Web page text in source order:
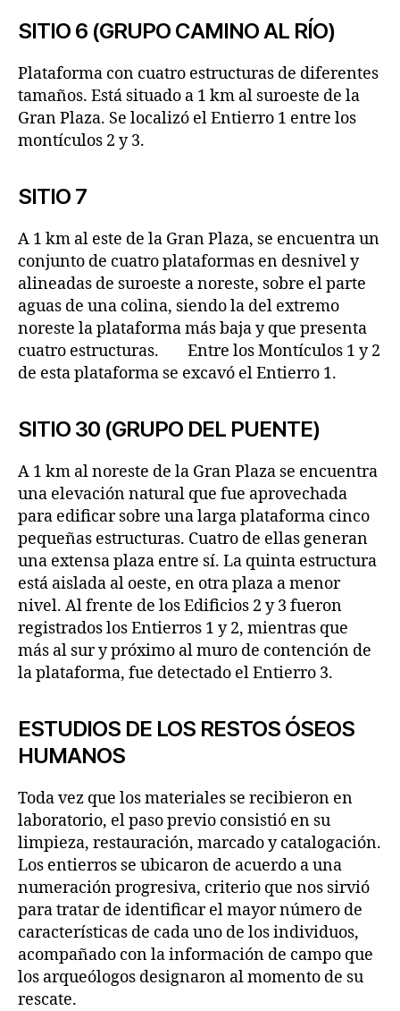
SITIO 6 (GRUPO CAMINO AL RÍO)
Plataforma con cuatro estructuras de diferentes
tamaños. Está situado a 1 km al suroeste de la
Gran Plaza. Se localizó el Entierro 1 entre los
montículos 2 y 3.
SITIO 7
A 1 km al este de la Gran Plaza, se encuentra un
conjunto de cuatro plataformas en desnivel y
alineadas de suroeste a noreste, sobre el parte
aguas de una colina, siendo la del extremo
noreste la plataforma más baja y que presenta
cuatro estructuras. Entre los Montículos 1 y 2
de esta plataforma se excavó el Entierro 1.
SITIO 30 (GRUPO DEL PUENTE)
A 1 km al noreste de la Gran Plaza se encuentra
una elevación natural que fue aprovechada
para edificar sobre una larga plataforma cinco
pequeñas estructuras. Cuatro de ellas generan
una extensa plaza entre sí. La quinta estructura
está aislada al oeste, en otra plaza a menor
nivel. Al frente de los Edificios 2 y 3 fueron
registrados los Entierros 1 y 2, mientras que
más al sur y próximo al muro de contención de
la plataforma, fue detectado el Entierro 3.
ESTUDIOS DE LOS RESTOS ÓSEOS
HUMANOS
Toda vez que los materiales se recibieron en
laboratorio, el paso previo consistió en su
limpieza, restauración, marcado y catalogación.
Los entierros se ubicaron de acuerdo a una
numeración progresiva, criterio que nos sirvió
para tratar de identificar el mayor número de
características de cada uno de los individuos,
acompañado con la información de campo que
los arqueólogos designaron al momento de su
rescate.